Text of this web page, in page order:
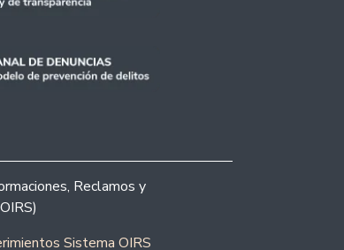
Reclamos y
Sistema OIRS